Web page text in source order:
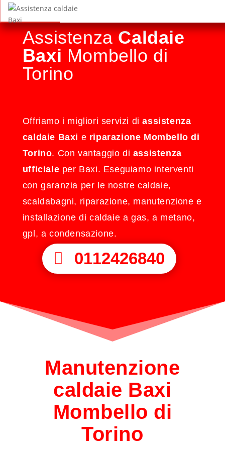
AssistenzaCaldaie
Baxi Mombello di
Torino
Offriamo i migliori servizi diassistenza
caldaie Baxi e riparazione Mombello di
Torino. Con vantaggio di assistenza
ufficiale per Baxi. Eseguiamo interventi
con garanzia per le nostre caldaie,
scaldabagni, riparazione, manutenzione e
installazione di caldaie a gas, a metano,
gpl, a condensazione.
0112426840
Manutenzione
caldaie Baxi
Mombello di
Torino